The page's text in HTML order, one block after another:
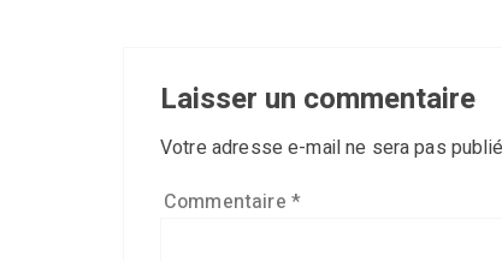
Laisser un commentaire
Votre adresse e-mail ne sera pas
Commentaire *